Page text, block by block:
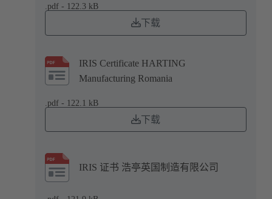
.pdf - 122.3 kB
下载
IRIS Certificate HARTING
Manufacturing Romania
.pdf - 122.1 kB
下载
IRIS 证书 浩亭英国制造有限公司